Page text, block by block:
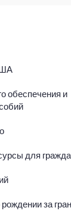
обеспечения и
для
за